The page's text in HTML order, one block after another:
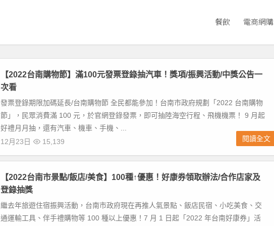
餐飲 電商網購
【2022台南購物節】滿100元發票登錄抽汽車！獎項/振興活動/中獎公告一
次看
發票登錄期限加碼延長/台南購物節 全民都能參加！台南市政府規劃「2022 台南購物
節」，民眾消費滿 100 元，於官網登錄發票，即可抽陸海空行程、飛機機票！ 9 月起
好禮月月抽，還有汽車、機車、手機、...
12月23日
15,139 閱讀全文
【2022台南市景點/飯店/美食】100種↑優惠！好康券領取辦法/合作店家及
登錄抽獎
繼去年旅遊住宿振興活動，台南市政府現在再推人氣景點、飯店民宿、小吃美食、交
通運輸工具、伴手禮購物等 100 種以上優惠！7 月 1 日起「2022 年台南好康券」活